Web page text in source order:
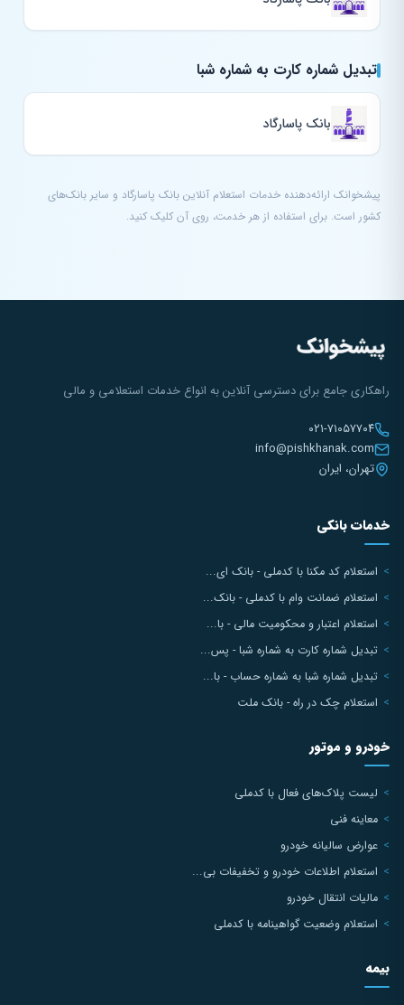
تبدیل شماره کارت به شماره شبا
بانک پاسارگاد
پیشخوانک ارائه‌دهنده خدمات استعلام آنلاین بانک پاسارگاد و سایر بانک‌های
کشور است. برای استفاده از هر خدمت، روی آن کلیک کنید.
راهکاری جامع برای دسترسی آنلاین به انواع خدمات استعلامی و مالی
۰۲۱-۷۱۰۵۷۷۰۴
info@pishkhanak.com
تهران، ایران
خدمات بانکی
استعلام کد مکنا با کدملی - بانک ای...
استعلام ضمانت وام با کدملی - بانک...
استعلام اعتبار و محکومیت مالی - با...
تبدیل شماره کارت به شماره شبا - پس...
تبدیل شماره شبا به شماره حساب - با...
استعلام چک در راه - بانک ملت
خودرو و موتور
لیست پلاک‌های فعال با کدملی
معاینه فنی
عوارض سالیانه خودرو
استعلام اطلاعات خودرو و تخفیفات بی...
مالیات انتقال خودرو
استعلام وضعیت گواهینامه با کدملی
بیمه